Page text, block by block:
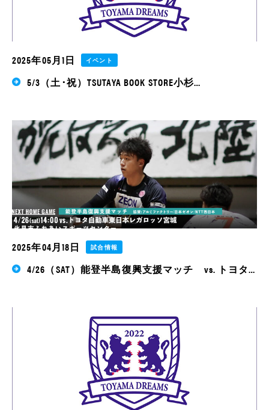
2025年05月1日 イベント
5/3（土･祝）TSUTAYA BOOK STORE小杉…
2025年04月18日 試合情報
4/26（SAT）能登半島復興支援マッチ vs. トヨタ…